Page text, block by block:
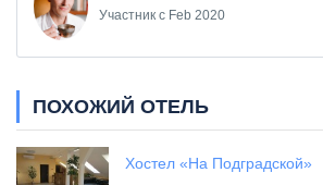
Участник с Feb 2020
ПОХОЖИЙ ОТЕЛЬ
Хостел «На Подградской»